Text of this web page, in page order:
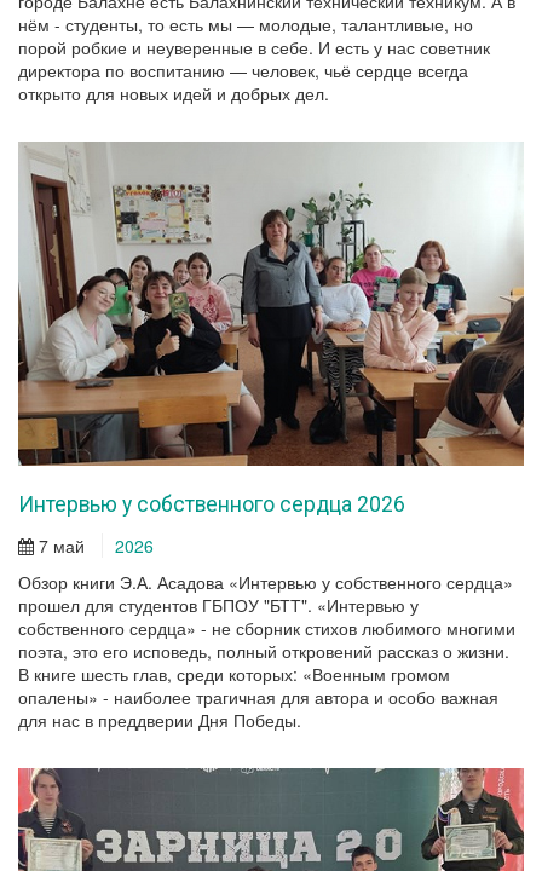
нём - студенты, то есть мы — молодые, талантливые, но
порой робкие и неуверенные в себе. И есть у нас советник
директора по воспитанию — человек, чьё сердце всегда
открыто для новых идей и добрых дел.
Интервью у собственного сердца 2026
7 май
2026
Обзор книги Э.А. Асадова «Интервью у собственного сердца»
прошел для студентов ГБПОУ "БТТ". «Интервью у
собственного сердца» - не сборник стихов любимого многими
поэта, это его исповедь, полный откровений рассказ о жизни.
В книге шесть глав, среди которых: «Военным громом
опалены» - наиболее трагичная для автора и особо важная
для нас в преддверии Дня Победы.